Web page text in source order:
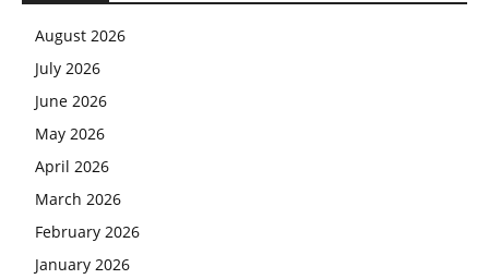
August 2026
July 2026
June 2026
May 2026
April 2026
March 2026
February 2026
January 2026